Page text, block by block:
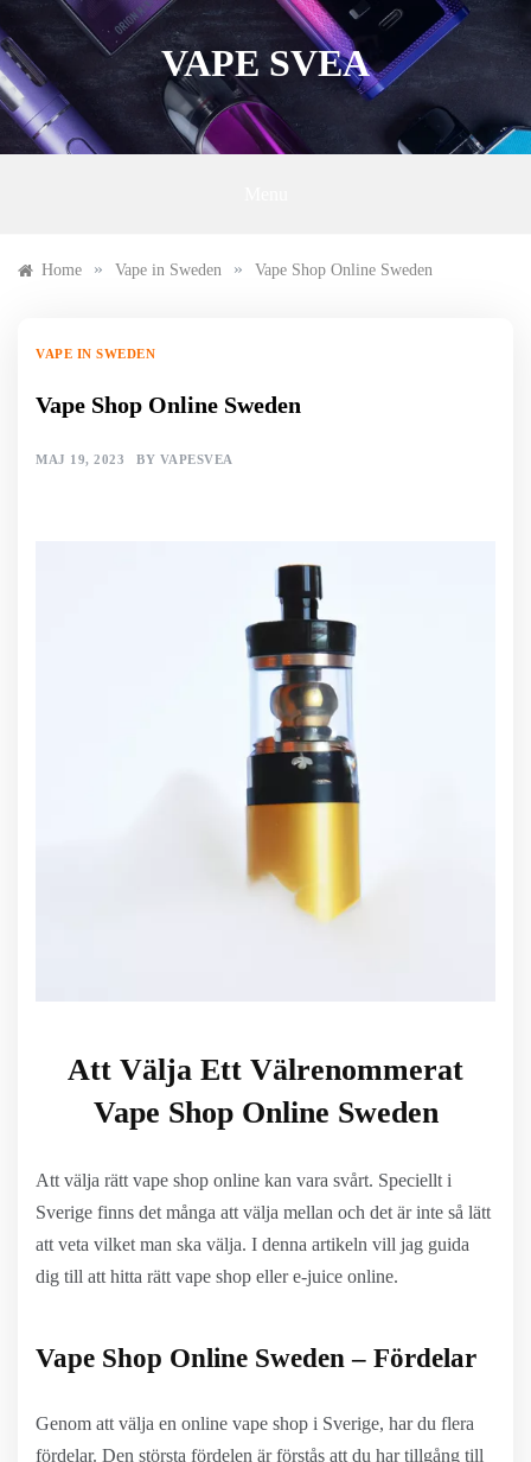
to
content
VAPE SVEA
Home » Vape in Sweden » Vape Shop Online Sweden
VAPE IN SWEDEN
Vape Shop Online Sweden
MAJ 19, 2023 BY VAPESVEA
Att Välja Ett Välrenommerat
Vape Shop Online Sweden
Att välja rätt vape shop online kan vara svårt. Speciellt i
Sverige finns det många att välja mellan och det är inte så lätt
att veta vilket man ska välja. I denna artikeln vill jag guida
dig till att hitta rätt vape shop eller e-juice online.
Vape Shop Online Sweden – Fördelar
Genom att välja en online vape shop i Sverige, har du flera
fördelar. Den största fördelen är förstås att du har tillgång till